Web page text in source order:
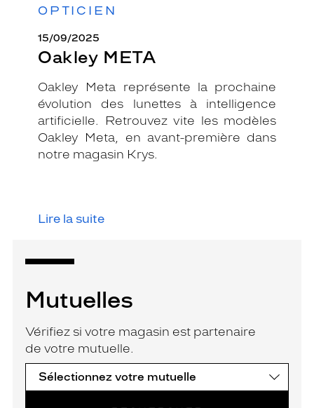
OPTICIEN
15/09/2025
Oakley META
Oakley Meta représente la prochaine
évolution des lunettes à intelligence
artificielle. Retrouvez vite les modèles
Oakley Meta, en avant-première dans
notre magasin Krys.
Lire la suite
Mutuelles
Vérifiez si votre magasin est partenaire
de votre mutuelle.